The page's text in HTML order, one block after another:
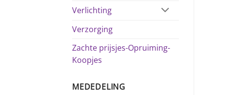
Verlichting
Verzorging
Zachte prijsjes-Opruiming-
Koopjes
MEDEDELING